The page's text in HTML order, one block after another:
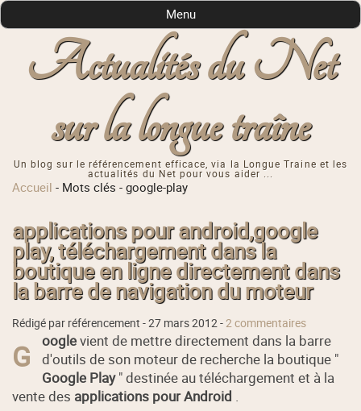
Actualités du Net
sur la longue traîne
Un blog sur le référencement efficace, via la Longue Traine et les
actualités du Net pour vous aider ...
Menu
Accueil - Mots clés -google-play
applications pour android,google
play, téléchargement dans la
boutique en ligne directement dans
la barre de navigation du moteur
Rédigé par référencement -27 mars 2012-2 commentaires
G ooglevient de mettre directement dans la barre
d'outils de son moteur de recherche la boutique "
Google Play" destinée au téléchargement et à la
vente des applications pour Android .